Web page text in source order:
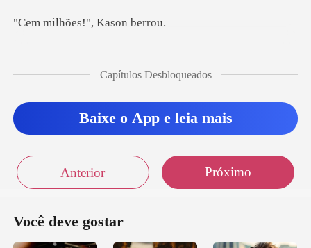
ões!", Ka
Capítulos Desbloqueados
Baixe o App e leia mais
Anterior Próximo
Você deve gostar